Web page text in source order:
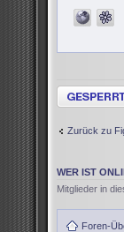
Thema
Zurück zu
WER IST
Mitglieder in
Foren-